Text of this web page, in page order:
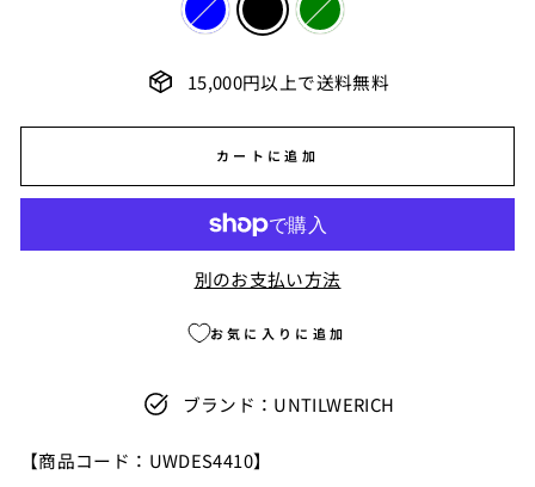
15,000円以上で送料無料
カートに追加
別のお支払い方法
お気に入りに追加
ブランド：UNTILWERICH
【商品コード ：UWDES4410】